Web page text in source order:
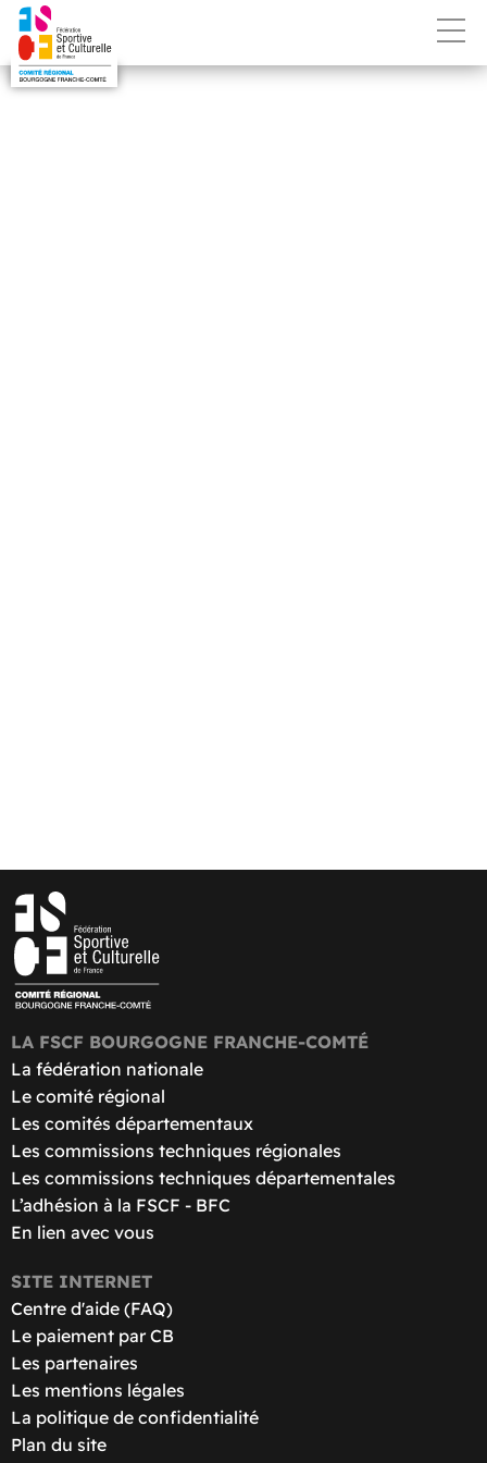
LA FSCF BOURGOGNE FRANCHE-COMTÉ
La fédération nationale
Le comité régional
Les comités départementaux
Les commissions techniques régionales
Les commissions techniques départementales
L’adhésion à la FSCF - BFC
En lien avec vous
SITE INTERNET
Centre d'aide (FAQ)
Le paiement par CB
Les partenaires
Les mentions légales
La politique de confidentialité
Plan du site